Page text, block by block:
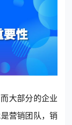
大部分的企业
营销团队，销